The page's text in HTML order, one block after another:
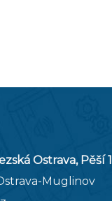
Ostrava, Pěší 1
Muglinov